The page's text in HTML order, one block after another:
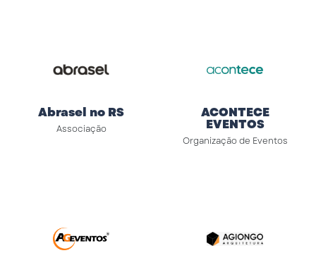
Abrasel no RS
Associação
ACONTECE
EVENTOS
Organização de Eventos